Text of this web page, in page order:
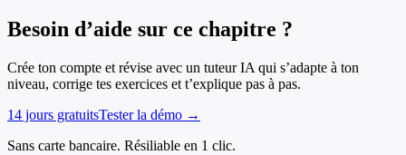
Besoin d’aide sur ce chapitre ?
Crée ton compte et révise avec un tuteur IA qui s’adapte à ton
niveau, corrige tes exercices et t’explique pas à pas.
14 jours gratuitsTester la démo →
Sans carte bancaire. Résiliable en 1 clic.